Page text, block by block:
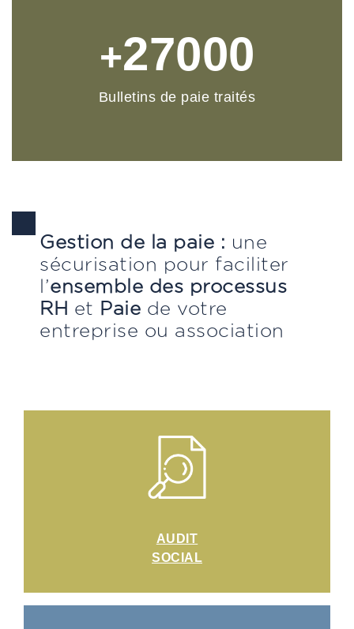
+27000
Bulletins de paie traités
Gestion de la paie : une
sécurisation pour faciliter
l’ensemble des processus
RH et Paie de votre
entreprise ou association
AUDIT
SOCIAL